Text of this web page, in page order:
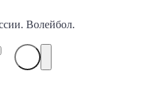
Сборный
Волейбол.